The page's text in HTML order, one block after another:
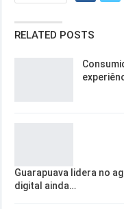
RELATED POSTS
Guarapuava lidera no
digital ainda…